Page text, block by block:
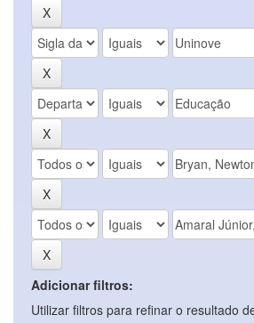
Adicionar filtros:
Utilizar filtros para refinar o resultado